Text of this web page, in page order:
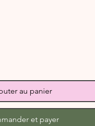
au panier
et payer